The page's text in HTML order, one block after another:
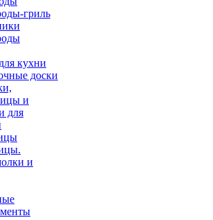
гриль
кухни
доски
и
для
и